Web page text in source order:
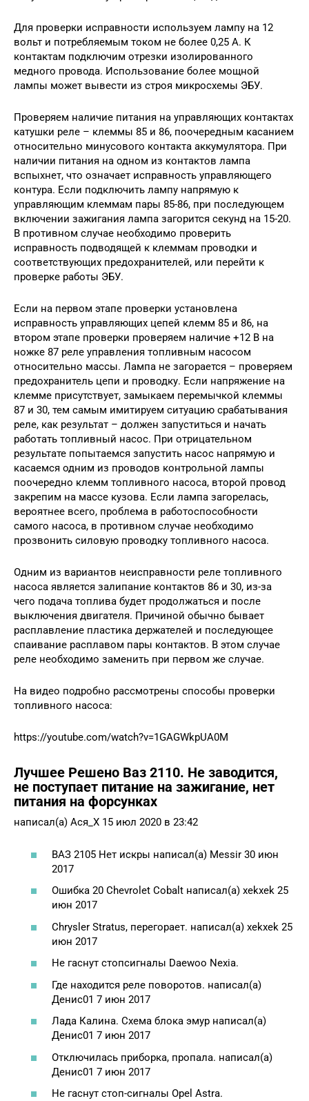
Для проверки исправности используем лампу на 12
вольт и потребляемым током не более 0,25 А. К
контактам подключим отрезки изолированного
медного провода. Использование более мощной
лампы может вывести из строя микросхемы ЭБУ.
Проверяем наличие питания на управляющих контактах
катушки реле – клеммы 85 и 86, поочередным касанием
относительно минусового контакта аккумулятора. При
наличии питания на одном из контактов лампа
вспыхнет, что означает исправность управляющего
контура. Если подключить лампу напрямую к
управляющим клеммам пары 85-86, при последующем
включении зажигания лампа загорится секунд на 15-20.
В противном случае необходимо проверить
исправность подводящей к клеммам проводки и
соответствующих предохранителей, или перейти к
проверке работы ЭБУ.
Если на первом этапе проверки установлена
исправность управляющих цепей клемм 85 и 86, на
втором этапе проверки проверяем наличие +12 В на
ножке 87 реле управления топливным насосом
относительно массы. Лампа не загорается – проверяем
предохранитель цепи и проводку. Если напряжение на
клемме присутствует, замыкаем перемычкой клеммы
87 и 30, тем самым имитируем ситуацию срабатывания
реле, как результат – должен запуститься и начать
работать топливный насос. При отрицательном
результате попытаемся запустить насос напрямую и
касаемся одним из проводов контрольной лампы
поочередно клемм топливного насоса, второй провод
закрепим на массе кузова. Если лампа загорелась,
вероятнее всего, проблема в работоспособности
самого насоса, в противном случае необходимо
прозвонить силовую проводку топливного насоса.
Одним из вариантов неисправности реле топливного
насоса является залипание контактов 86 и 30, из-за
чего подача топлива будет продолжаться и после
выключения двигателя. Причиной обычно бывает
расплавление пластика держателей и последующее
спаивание расплавом пары контактов. В этом случае
реле необходимо заменить при первом же случае.
На видео подробно рассмотрены способы проверки
топливного насоса:
https://youtube.com/watch?v=1GAGWkpUA0M
Лучшее Решено Ваз 2110. Не заводится,
не поступает питание на зажигание, нет
питания на форсунках
написал(а) Ася_X 15 июл 2020 в 23:42
ВАЗ 2105 Нет искры написал(а) Messir 30 июн
2017
Ошибка 20 Chevrolet Cobalt написал(а) xekxek 25
июн 2017
Chrysler Stratus, перегорает. написал(а) xekxek 25
июн 2017
Не гаснут стопсигналы Daewoo Nexia.
Где находится реле поворотов. написал(а)
Денис01 7 июн 2017
Лада Калина. Схема блока эмур написал(а)
Денис01 7 июн 2017
Отключилась приборка, пропала. написал(а)
Денис01 7 июн 2017
Не гаснут стоп-сигналы Opel Astra.